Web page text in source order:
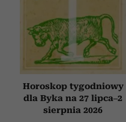
Horoskop tygodniowy
dla Byka na 27 lipca–2
sierpnia 2026